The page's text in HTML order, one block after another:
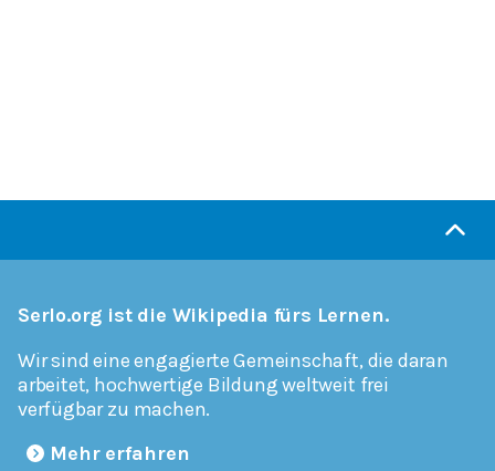
Serlo.org ist die Wikipedia fürs Lernen.
Wir sind eine engagierte Gemeinschaft, die daran
arbeitet, hochwertige Bildung weltweit frei
verfügbar zu machen.
Mehr erfahren